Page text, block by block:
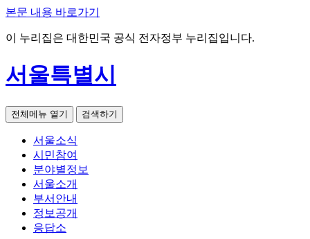
본문 내용 바로가기
이 누리집은 대한민국 공식 전자정부 누리집입니다.
서울특별시
전체메뉴 열기 검색하기
서울소식
시민참여
분야별정보
서울소개
부서안내
정보공개
응답소